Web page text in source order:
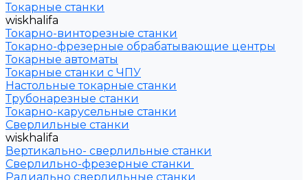
Токарные станки
wiskhalifa
Токарно-винторезные станки
Токарно-фрезерные обрабатывающие центры
Токарные автоматы
Токарные станки с ЧПУ
Настольные токарные станки
Трубонарезные станки
Токарно-карусельные станки
Сверлильные станки
wiskhalifa
Вертикально- сверлильные станки
Сверлильно-фрезерные станки
Радиально сверлильные станки